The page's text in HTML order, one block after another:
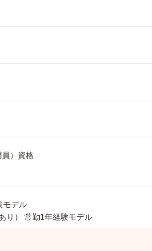
）資格
モデル
り） 常勤1年経験モデル